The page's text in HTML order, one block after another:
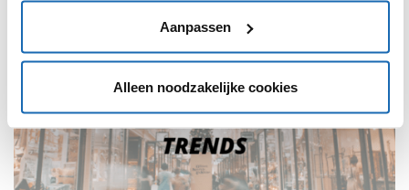
Aanpassen
Alleen noodzakelijke cookies